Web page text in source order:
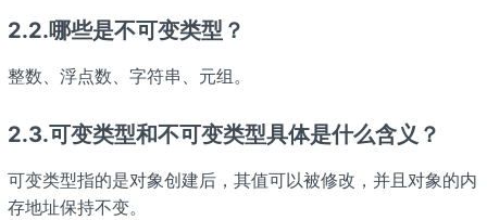
2.2.哪些是不可变类型？
整数、浮点数、字符串、元组。
2.3.可变类型和不可变类型具体是什么含义？
可变类型指的是对象创建后，其值可以被修改，并且对象的内
存地址保持不变。